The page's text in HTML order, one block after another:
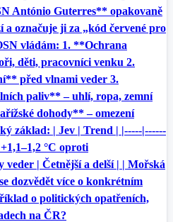
António Guterres** opakovaně
označuje ji za „kód červené pro
vládám: 1. **Ochrana
děti, pracovníci venku 2.
před vlnami veder 3.
paliv** – uhlí, ropa, zemní
dohody** – omezení
základ: | Jev | Trend | |-----|------
°C oproti
| Četnější a delší | | Mořská
dozvědět více o konkrétním
o politických opatřeních,
na ČR?